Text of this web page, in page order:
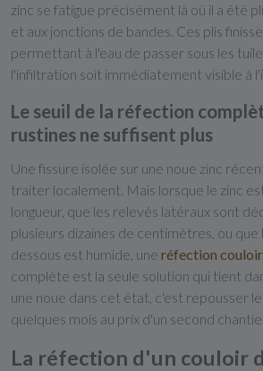
zinc se fatigue précisément là où il a été
et aux jonctions de bandes. Ces plis
permettant à l'eau de passer sous les
l'infiltration soit immédiatement visible à
Le seuil de la réfection
rustines ne suffisent plus
Une fissure isolée sur une noue zinc
traiter localement. Mais lorsque le zinc
longueur, que les relevés latéraux sont
plusieurs dizaines de centimètres, ou
dessous est humide, une réfection couloir
complète est la seule solution qui tient
une noue dans cet état, c'est repousser
quelques mois au prix d'un second
La réfection d'un couloir